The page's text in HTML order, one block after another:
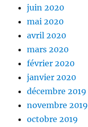
juin 2020
mai 2020
avril 2020
mars 2020
février 2020
janvier 2020
décembre 2019
novembre 2019
octobre 2019